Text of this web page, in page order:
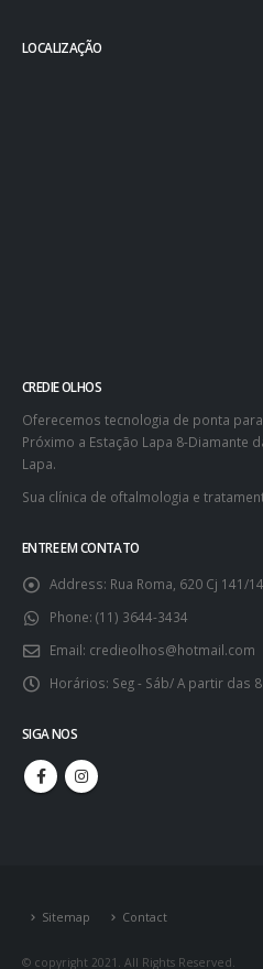
LOCALIZAÇÃO
CREDIE OLHOS
Oferecemos tecnologia de ponta
Próximo a Estação Lapa 8-Diamante
Lapa.
Sua clínica de oftalmologia e
ENTRE EM CONTATO
Address: Rua Roma, 620 Cj 141/
Phone: (11) 3644-3434
Email: credieolhos@hotmail.com
Horários: Seg - Sáb/ A partir das
SIGA NOS
Sitemap Contact
© copyright 2021. All Rights Reserved.